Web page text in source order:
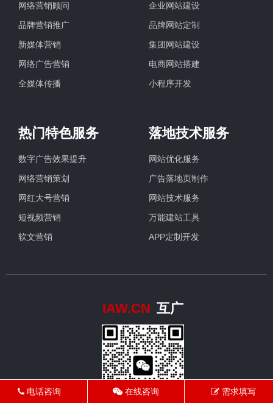
电话咨询 在线咨询 需求填写
网络营销顾问
品牌营销推广
新媒体营销
网络广告营销
全媒体传播
企业网站建设
品牌网站定制
集团网站建设
电商网站搭建
小程序开发
热门特色服务
数字广告效果提升
网络营销策划
网红大号营销
短视频营销
软文营销
落地技术服务
网站优化服务
广告落地页制作
网站技术服务
万能建站工具
APP定制开发
IAW.CN 互广